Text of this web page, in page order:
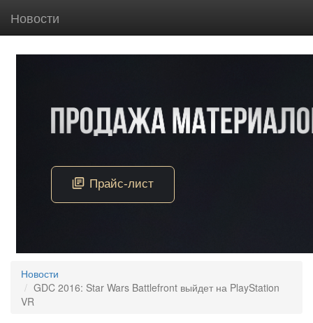
Новости
Новости
GDC 2016: Star Wars Battlefront выйдет на PlayStation
VR